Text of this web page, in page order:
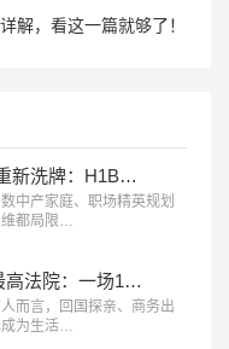
解，看这一篇就够了！
美国移民路线重新洗牌：H1B、L1、O1、EB1A、NIW、J2，哪条更适合你？
中产家庭、职场精英规划
维都局限…
从“小黑屋”到最高法院：一场14年诉讼，看懂美国入境审查的底层逻辑
而言，回国探亲、商务出
成为生活…